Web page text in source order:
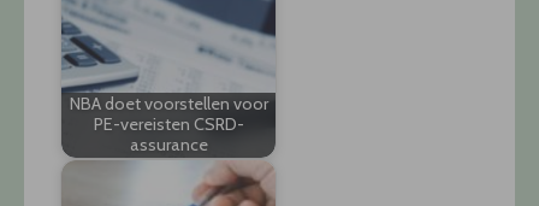
NBA doet voorstellen voor
PE-vereisten CSRD-
assurance